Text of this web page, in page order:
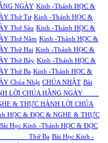
NGÀY Kinh -Thánh HỌC &
Thứ Tư Kinh -Thánh HỌC &
Thứ Sáu Kinh -Thánh HỌC &
Thứ Năm Kinh -Thánh HỌC &
Thứ Hai Kinh -Thánh HỌC &
Thứ Bảy Kinh -Thánh HỌC &
Thứ Ba Kinh -Thánh HỌC &
Chúa Nhật CHÚA NHẬT Bài
LỜI CHÚA HẰNG NGÀY
& THỰC HÀNH LỜI CHÚA
HỌC & ĐỌC & NGHE & THỰC
Học Kinh -Thánh HỌC & ĐỌC
Thứ Ba Bài Học Kinh -